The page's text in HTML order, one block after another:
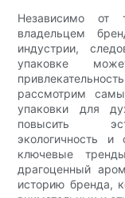
Независимо от
владельцем
индустрии,
упаковке
рассмотрим
упаковки для
повысить
экологичность и
ключевые
драгоценный
историю бренда,